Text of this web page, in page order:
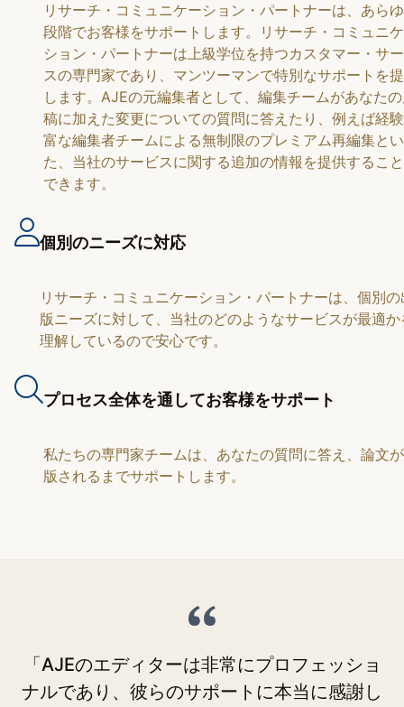
リサーチ・コミュニケーション・パートナーは、あら
段階でお客様をサポートします。リサーチ・コミュニ
ション・パートナーは上級学位を持つカスタマー・サ
スの専門家であり、マンツーマンで特別なサポートを
します。AJEの元編集者として、編集チームがあなた
稿に加えた変更についての質問に答えたり、例えば経
富な編集者チームによる無制限のプレミアム再編集と
た、当社のサービスに関する追加の情報を提供するこ
できます。
個別のニーズに対応
リサーチ・コミュニケーション・パートナーは、個別の
版ニーズに対して、当社のどのようなサービスが最適か
理解しているので安心です。
プロセス全体を通してお客様をサポート
私たちの専門家チームは、あなたの質問に答え、論文
版されるまでサポートします。
「AJEのエディターは非常にプロフェッショ
ナルであり、彼らのサポートに本当に感謝し